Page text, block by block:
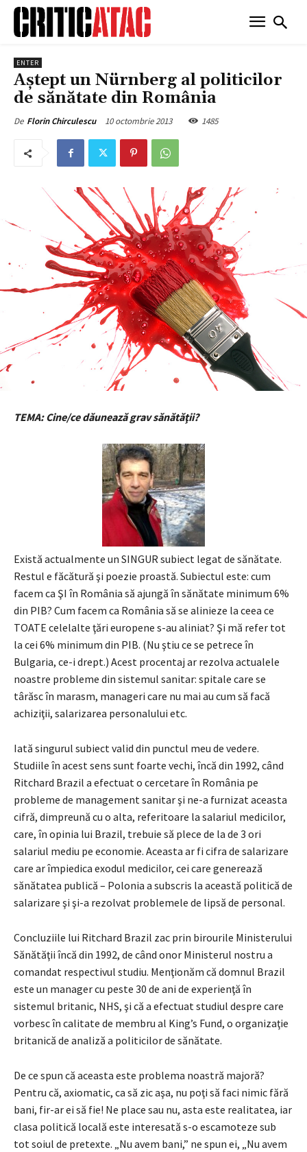
ENTER
Aştept un Nürnberg al politicilor
de sănătate din România
De Florin Chirculescu 10 octombrie 2013 1485
TEMA: Cine/ce dăunează grav sănătăţii?
Există actualmente un SINGUR subiect legat de sănătate.
Restul e făcătură şi poezie proastă. Subiectul este: cum
facem ca ŞI în România să ajungă în sănătate minimum 6%
din PIB? Cum facem ca România să se alinieze la ceea ce
TOATE celelalte ţări europene s-au aliniat? Şi mă refer tot
la cei 6% minimum din PIB. (Nu ştiu ce se petrece în
Bulgaria, ce-i drept.) Acest procentaj ar rezolva actualele
noastre probleme din sistemul sanitar: spitale care se
târăsc în marasm, manageri care nu mai au cum să facă
achiziţii, salarizarea personalului etc.
Iată singurul subiect valid din punctul meu de vedere.
Studiile în acest sens sunt foarte vechi, încă din 1992, când
Ritchard Brazil a efectuat o cercetare în România pe
probleme de management sanitar şi ne-a furnizat aceasta
cifră, dimpreună cu o alta, referitoare la salariul medicilor,
care, în opinia lui Brazil, trebuie să plece de la de 3 ori
salariul mediu pe economie. Aceasta ar fi cifra de salarizare
care ar împiedica exodul medicilor, cei care generează
sănătatea publică – Polonia a subscris la această politică de
salarizare şi şi-a rezolvat problemele de lipsă de personal.
Concluziile lui Ritchard Brazil zac prin birourile Ministerului
Sănătăţii încă din 1992, de când onor Ministerul nostru a
comandat respectivul studiu. Menţionăm că domnul Brazil
este un manager cu peste 30 de ani de experienţă în
sistemul britanic, NHS, şi că a efectuat studiul despre care
vorbesc în calitate de membru al King’s Fund, o organizaţie
britanică de analiză a politicilor de sănătate.
De ce spun că aceasta este problema noastră majoră?
Pentru că, axiomatic, ca să zic aşa, nu poţi să faci nimic fără
bani, fir-ar ei să fie! Ne place sau nu, asta este realitatea, iar
clasa politică locală este interesată s-o escamoteze sub
tot soiul de pretexte. „Nu avem bani,” ne spun ei, „Nu avem